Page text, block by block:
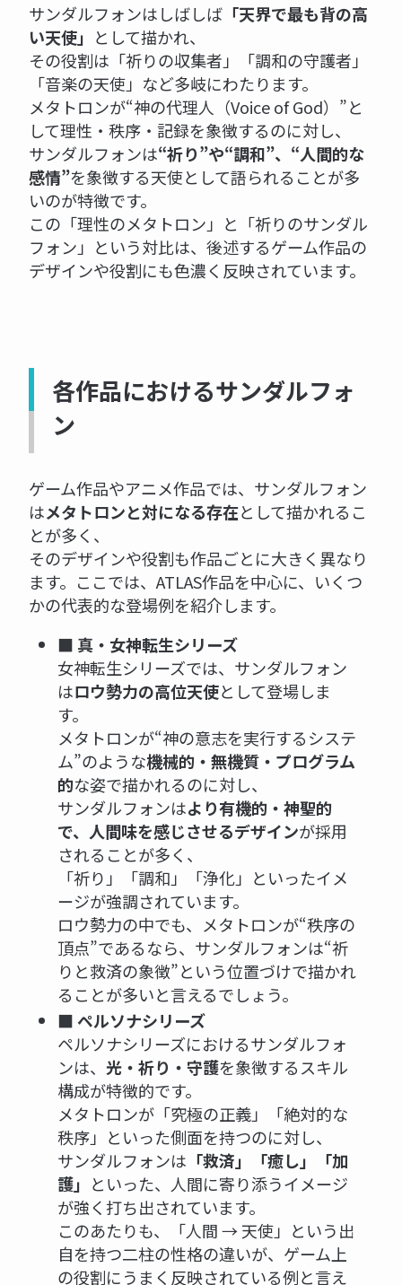
サンダルフォンはしばしば 「天界で最も背の高
い天使」 として描かれ、
その役割は「祈りの収集者」「調和の守護者」
「音楽の天使」など多岐にわたります。
メタトロンが“神の代理人（Voice of God）”と
して理性・秩序・記録を象徴するのに対し、
サンダルフォンは“祈り”や“調和”、“人間的な
感情”を象徴する天使として語られることが多
いのが特徴です。
この「理性のメタトロン」と「祈りのサンダル
フォン」という対比は、後述するゲーム作品の
デザインや役割にも色濃く反映されています。
各作品におけるサンダルフォ
ン
ゲーム作品やアニメ作品では、サンダルフォン
はメタトロンと対になる存在として描かれるこ
とが多く、
そのデザインや役割も作品ごとに大きく異なり
ます。ここでは、ATLAS作品を中心に、いくつ
かの代表的な登場例を紹介します。
■ 真・女神転生シリーズ
女神転生シリーズでは、サンダルフォン
はロウ勢力の高位天使として登場しま
す。
メタトロンが“神の意志を実行するシステ
ム”のような機械的・無機質・プログラム
的な姿で描かれるのに対し、
サンダルフォンはより有機的・神聖的
で、人間味を感じさせるデザインが採用
されることが多く、
「祈り」「調和」「浄化」といったイメ
ージが強調されています。
ロウ勢力の中でも、メタトロンが“秩序の
頂点”であるなら、サンダルフォンは“祈
りと救済の象徴”という位置づけで描かれ
ることが多いと言えるでしょう。
■ ペルソナシリーズ
ペルソナシリーズにおけるサンダルフォ
ンは、 光・祈り・守護を象徴するスキル
構成が特徴的です。
メタトロンが「究極の正義」「絶対的な
秩序」といった側面を持つのに対し、
サンダルフォンは 「救済」「癒し」「加
護」 といった、人間に寄り添うイメージ
が強く打ち出されています。
このあたりも、「人間 → 天使」という出
自を持つ二柱の性格の違いが、ゲーム上
の役割にうまく反映されている例と言え